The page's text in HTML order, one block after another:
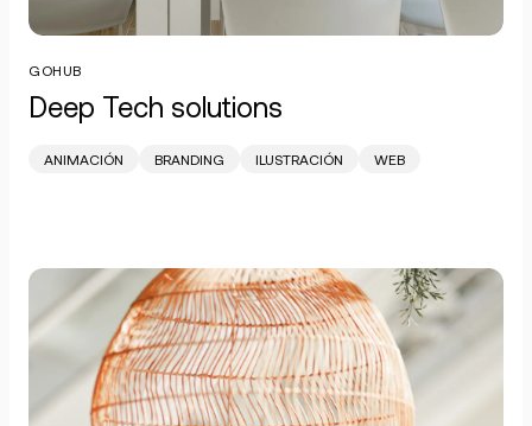
GOHUB
Deep Tech solutions
ANIMACIÓN BRANDING ILUSTRACIÓN WEB